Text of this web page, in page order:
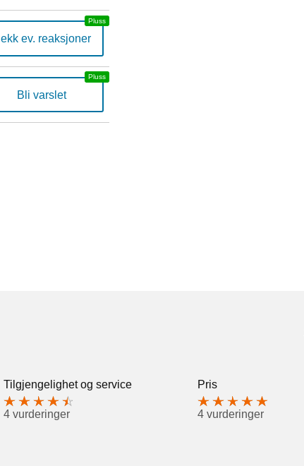
ev. reaksjoner
Bli varslet
Tilgjengelighet og service
4 vurderinger
Pris
4 vurderinger